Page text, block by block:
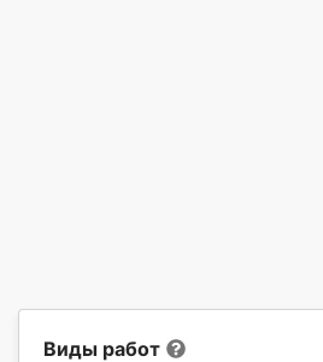
Виды работ